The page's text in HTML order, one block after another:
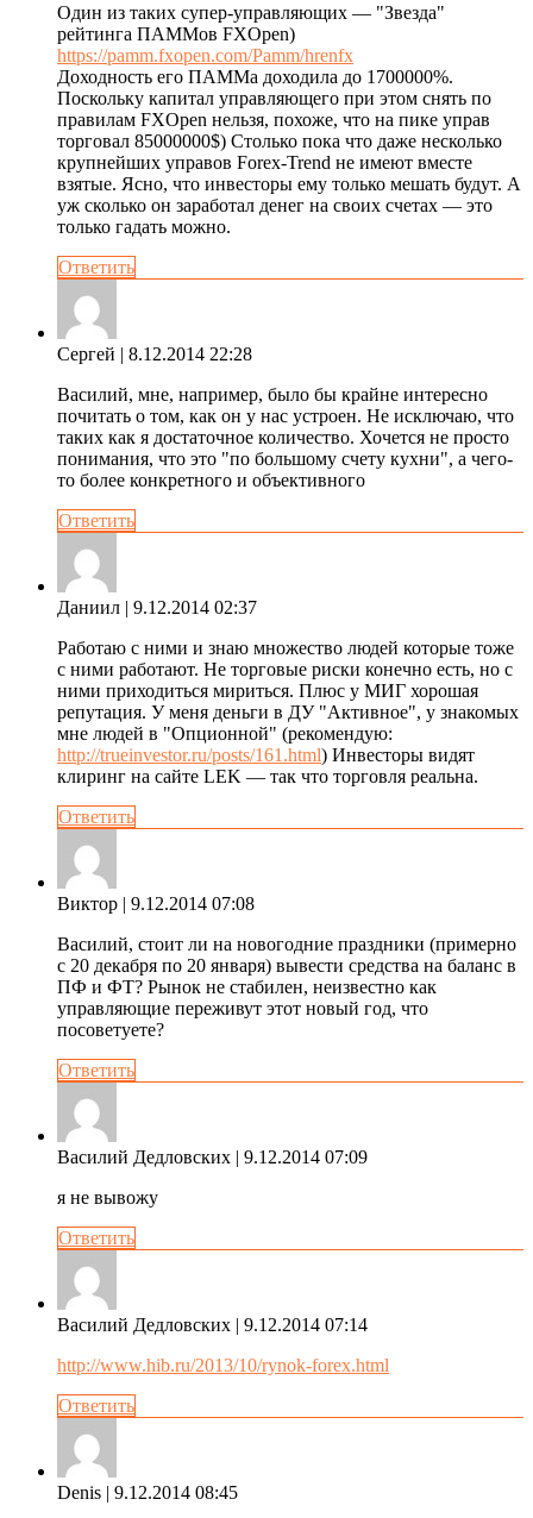
Один из таких супер-управляющих — "Звезда"
рейтинга ПАММов FXOpen)
https://pamm.fxopen.com/Pamm/hrenfx
Доходность его ПАММа доходила до 1700000%.
Поскольку капитал управляющего при этом снять по
правилам FXOpen нельзя, похоже, что на пике управ
торговал 85000000$) Столько пока что даже несколько
крупнейших управов Forex-Trend не имеют вместе
взятые. Ясно, что инвесторы ему только мешать будут. А
уж сколько он заработал денег на своих счетах — это
только гадать можно.
Ответить
Сергей | 8.12.2014 22:28
Василий, мне, например, было бы крайне интересно
почитать о том, как он у нас устроен. Не исключаю, что
таких как я достаточное количество. Хочется не просто
понимания, что это "по большому счету кухни", а чего-
то более конкретного и объективного
Ответить
Даниил | 9.12.2014 02:37
Работаю с ними и знаю множество людей которые тоже
с ними работают. Не торговые риски конечно есть, но с
ними приходиться мириться. Плюс у МИГ хорошая
репутация. У меня деньги в ДУ "Активное", у знакомых
мне людей в "Опционной" (рекомендую:
http://trueinvestor.ru/posts/161.html) Инвесторы видят
клиринг на сайте LEK — так что торговля реальна.
Ответить
Виктор | 9.12.2014 07:08
Василий, стоит ли на новогодние праздники (примерно
с 20 декабря по 20 января) вывести средства на баланс в
ПФ и ФТ? Рынок не стабилен, неизвестно как
управляющие переживут этот новый год, что
посоветуете?
Ответить
Василий Дедловских | 9.12.2014 07:09
я не вывожу
Ответить
Василий Дедловских | 9.12.2014 07:14
http://www.hib.ru/2013/10/rynok-forex.html
Ответить
Denis | 9.12.2014 08:45